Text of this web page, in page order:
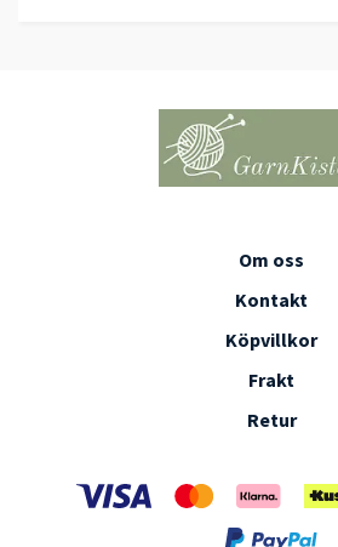
Om oss
Kontakt
Köpvillkor
Frakt
Retur